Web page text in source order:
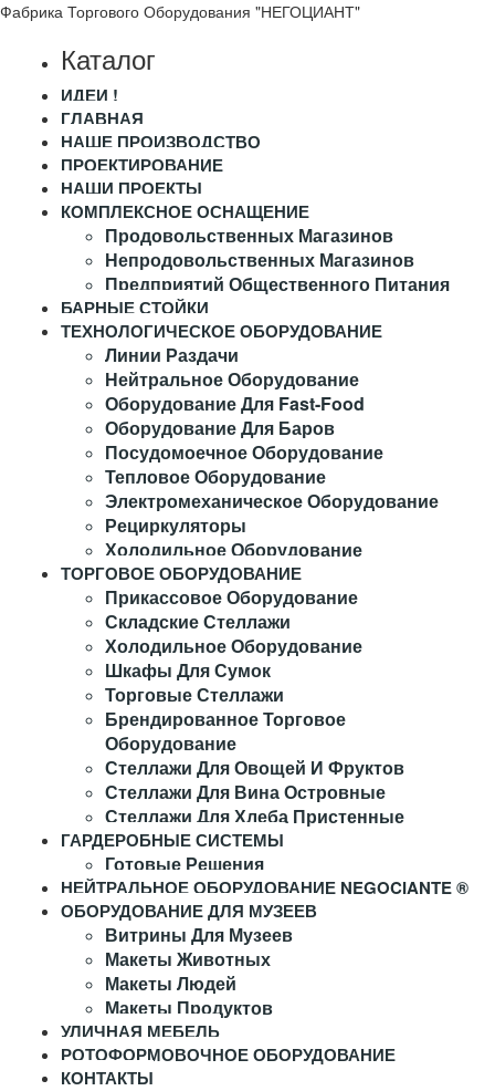
Фабрика Торгового Оборудования "НЕГОЦИАНТ"
Каталог
ИДЕИ !
ГЛАВНАЯ
НАШЕ ПРОИЗВОДСТВО
ПРОЕКТИРОВАНИЕ
НАШИ ПРОЕКТЫ
КОМПЛЕКСНОЕ ОСНАЩЕНИЕ
Продовольственных Магазинов
Непродовольственных Магазинов
Предприятий Общественного Питания
БАРНЫЕ СТОЙКИ
ТЕХНОЛОГИЧЕСКОЕ ОБОРУДОВАНИЕ
Линии Раздачи
Нейтральное Оборудование
Оборудование Для Fast-Food
Оборудование Для Баров
Посудомоечное Оборудование
Тепловое Оборудование
Электромеханическое Оборудование
Рециркуляторы
Холодильное Оборудование
ТОРГОВОЕ ОБОРУДОВАНИЕ
Прикассовое Оборудование
Складские Стеллажи
Холодильное Оборудование
Шкафы Для Сумок
Торговые Стеллажи
Брендированное Торговое
Оборудование
Стеллажи Для Овощей И Фруктов
Стеллажи Для Вина Островные
Стеллажи Для Хлеба Пристенные
ГАРДЕРОБНЫЕ СИСТЕМЫ
Готовые Решения
НЕЙТРАЛЬНОЕ ОБОРУДОВАНИЕ NEGOCIANTE ®
ОБОРУДОВАНИЕ ДЛЯ МУЗЕЕВ
Витрины Для Музеев
Макеты Животных
Макеты Людей
Макеты Продуктов
УЛИЧНАЯ МЕБЕЛЬ
РОТОФОРМОВОЧНОЕ ОБОРУДОВАНИЕ
КОНТАКТЫ